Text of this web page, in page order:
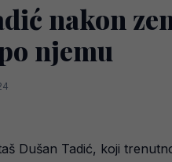
nakon
njemu
Dušan Tadić, koji